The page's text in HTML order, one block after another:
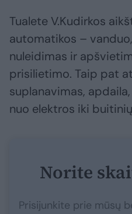
Tualete V.Kudirkos
automatikos –
nuleidimas ir
prisilietimo. Taip pat
suplanavimas,
nuo elektros iki
Norite
Prisijunkite prie mūsų